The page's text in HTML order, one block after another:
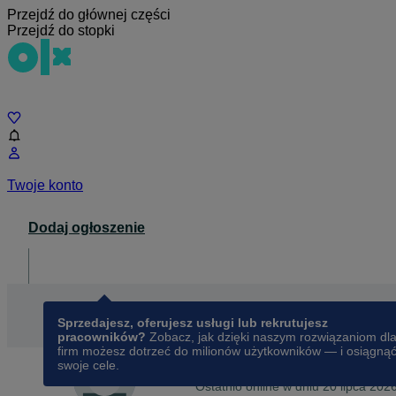
Przejdź do głównej części
Przejdź do stopki
Twoje konto
Dodaj ogłoszenie
Sprzedajesz, oferujesz usługi lub rekrutujesz
pracowników? Zobacz, jak dzięki naszym rozwiązaniom dla
firm możesz dotrzeć do milionów użytkowników — i osiągnąć
swoje cele.
Ostatnio online w dniu 20 lipca